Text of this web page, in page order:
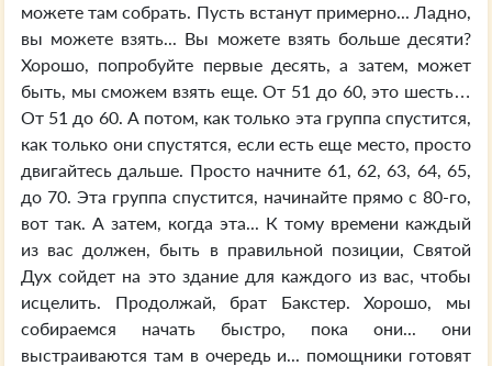
можете там собрать. Пусть встанут примерно... Ладно,
вы можете взять... Вы можете взять больше десяти?
Хорошо, попробуйте первые десять, а затем, может
быть, мы сможем взять еще. От 51 до 60, это шесть…
От 51 до 60. А потом, как только эта группа спустится,
как только они спустятся, если есть еще место, просто
двигайтесь дальше. Просто начните 61, 62, 63, 64, 65,
до 70. Эта группа спустится, начинайте прямо с 80-го,
вот так. А затем, когда эта... К тому времени каждый
из вас должен, быть в правильной позиции, Святой
Дух сойдет на это здание для каждого из вас, чтобы
исцелить. Продолжай, брат Бакстер. Хорошо, мы
собираемся начать быстро, пока они... они
выстраиваются там в очередь и... помощники готовят